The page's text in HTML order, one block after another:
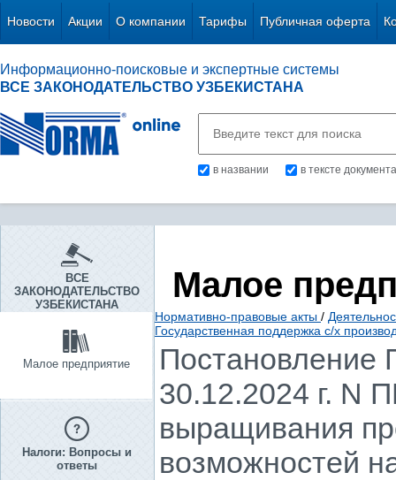
Новости Акции О компании Тарифы Публичная оферта
Информационно-поисковые и экспертные системы
ВСЕ ЗАКОНОДАТЕЛЬСТВО УЗБЕКИСТАНА
в названии в тексте документа
ВСЕ
ЗАКОНОДАТЕЛЬСТВО
УЗБЕКИСТАНА
Малое предприятие
Налоги: Вопросы и
ответы
Малое
Нормативно-правовые акты /
Государственная поддержка с/х
Постановление
30.12.2024 г. N
выращивания
возможностей